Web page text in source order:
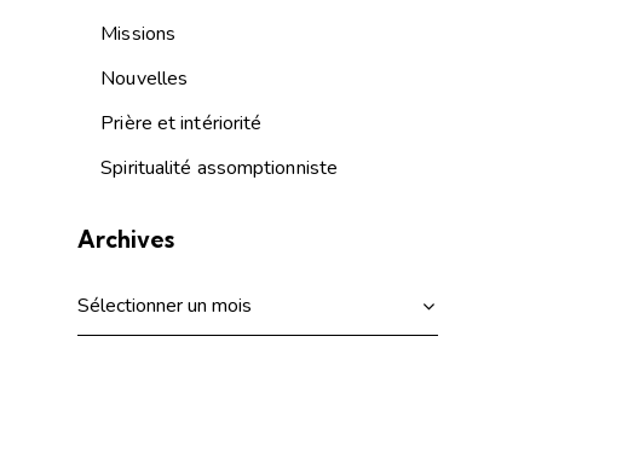
Missions
Nouvelles
Prière et intériorité
Spiritualité assomptionniste
Archives